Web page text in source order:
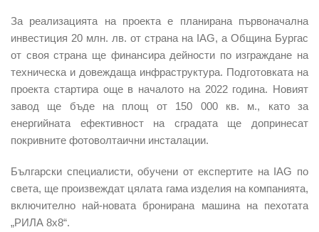
За реализацията на проекта е планирана първоначална
инвестиция 20 млн. лв. от страна на IAG, a Община Бургас
от своя страна ще финансира дейности по изграждане на
техническа и довеждаща инфраструктура. Подготовката на
проекта стартира още в началото на 2022 година. Новият
завод ще бъде на площ от 150 000 кв. м., като за
енергийната ефективност на сградата ще допринесат
покривните фотоволтаични инсталации.
Български специалисти, обучени от експертите на IAG по
света, ще произвеждат цялата гама изделия на компанията,
включително най-новата бронирана машина на пехотата
„РИЛА 8х8“.